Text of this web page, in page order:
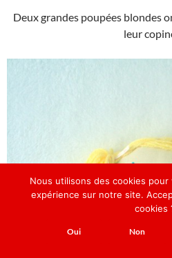
Deux grandes poupées blondes
leur
Nous utilisons des cookies pour
expérience sur notre site.
cookies
Oui Non